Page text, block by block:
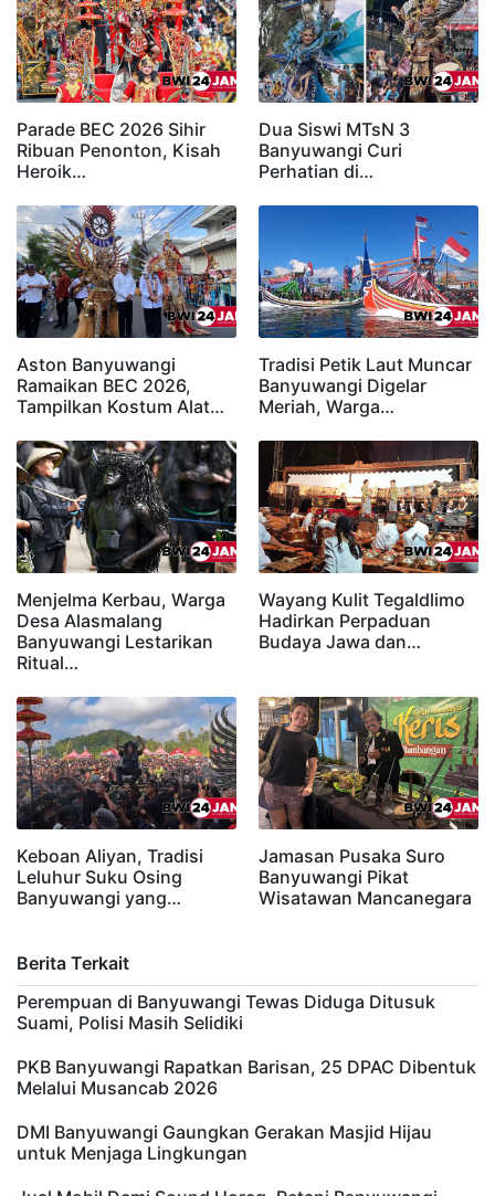
Parade BEC 2026 Sihir
Ribuan Penonton, Kisah
Heroik…
Dua Siswi MTsN 3
Banyuwangi Curi
Perhatian di…
Aston Banyuwangi
Ramaikan BEC 2026,
Tampilkan Kostum Alat…
Tradisi Petik Laut Muncar
Banyuwangi Digelar
Meriah, Warga…
Menjelma Kerbau, Warga
Desa Alasmalang
Banyuwangi Lestarikan
Ritual…
Wayang Kulit Tegaldlimo
Hadirkan Perpaduan
Budaya Jawa dan…
Keboan Aliyan, Tradisi
Leluhur Suku Osing
Banyuwangi yang…
Jamasan Pusaka Suro
Banyuwangi Pikat
Wisatawan Mancanegara
Berita Terkait
Perempuan di Banyuwangi Tewas Diduga Ditusuk
Suami, Polisi Masih Selidiki
PKB Banyuwangi Rapatkan Barisan, 25 DPAC Dibentuk
Melalui Musancab 2026
DMI Banyuwangi Gaungkan Gerakan Masjid Hijau
untuk Menjaga Lingkungan